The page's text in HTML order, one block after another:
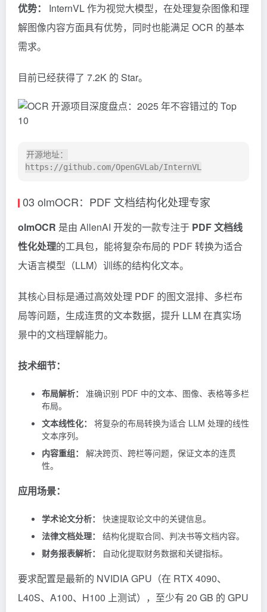
优势：
InternVL 作为视觉大模型，在处理复杂图像和理
解图像内容方面具有优势，同时也能满足 OCR 的基本
需求。
目前已经获得了 7.2K 的 Star。
开源地址：
03 olmOCR：PDF 文档结构化处理专家
olmOCR 是由 AllenAI 开发的一款专注于 PDF 文档线
性化处理的工具包，能将复杂布局的 PDF 转换为适合
大语言模型（LLM）训练的结构化文本。
其核心目标是通过高效处理 PDF 的图文混排、多栏布
局等问题，生成连贯的文本数据，提升 LLM 在真实场
景中的文档理解能力。
技术细节：
布局解析：
准确识别 PDF 中的文本、图像、表格等多栏
布局。
文本线性化：
将复杂的布局转换为适合 LLM 处理的线性
文本序列。
内容重组：
解决跨页、跨栏等问题，保证文本的连贯
性。
应用场景：
学术论文分析：
快速提取论文中的关键信息。
法律文档处理：
结构化提取合同、判决书等文档内容。
财务报表解析：
自动化提取财务数据和关键指标。
要求配置是最新的 NVIDIA GPU（在 RTX 4090、
L40S、A100、H100 上测试），至少有 20 GB 的 GPU